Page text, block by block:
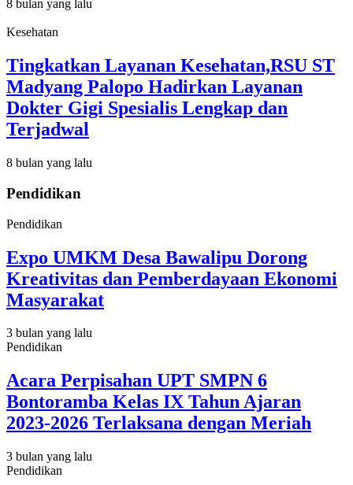
8 bulan yang lalu
Kesehatan
Tingkatkan Layanan Kesehatan,RSU ST
Madyang Palopo Hadirkan Layanan
Dokter Gigi Spesialis Lengkap dan
Terjadwal
8 bulan yang lalu
Pendidikan
Pendidikan
Expo UMKM Desa Bawalipu Dorong
Kreativitas dan Pemberdayaan Ekonomi
Masyarakat
3 bulan yang lalu
Pendidikan
Acara Perpisahan UPT SMPN 6
Bontoramba Kelas IX Tahun Ajaran
2023-2026 Terlaksana dengan Meriah
3 bulan yang lalu
Pendidikan